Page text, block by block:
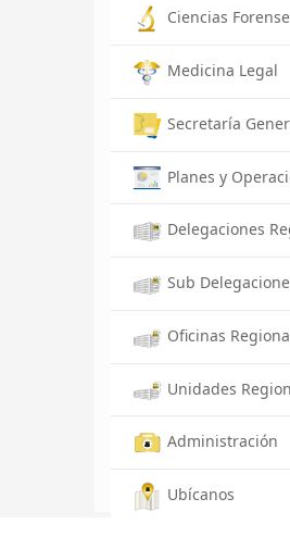
Ciencias
Medicina Legal
Secretaría
Planes y
Delegaciones
Sub
Oficinas
Unidades
Administración
Ubícanos